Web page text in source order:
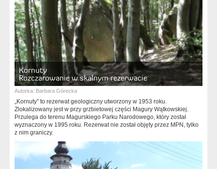
Kornuty
Rozczarowanie w skalnym rezerwacie
Autorka: Barbara Górecka
„Kornuty” to rezerwat geologiczny utworzony w 1953 roku.
Zlokalizowany jest w przy grzbietowej części Magury Wątkowskiej.
Przulega do terenu Magurskiego Parku Narodowego, który został
wyznaczony w 1995 roku. Rezerwat nie został objęty przez MPN, tylko
z nim graniczy.